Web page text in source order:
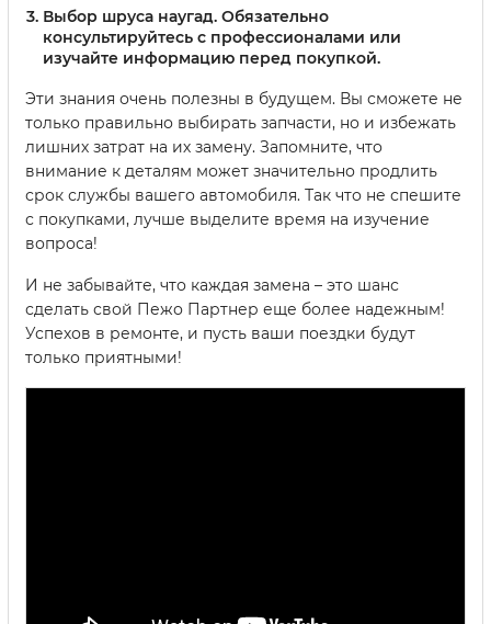
Выбор шруса наугад. Обязательно
консультируйтесь с профессионалами или
изучайте информацию перед покупкой.
Эти знания очень полезны в будущем. Вы сможете не
только правильно выбирать запчасти, но и избежать
лишних затрат на их замену. Запомните, что
внимание к деталям может значительно продлить
срок службы вашего автомобиля. Так что не спешите
с покупками, лучше выделите время на изучение
вопроса!
И не забывайте, что каждая замена – это шанс
сделать свой Пежо Партнер еще более надежным!
Успехов в ремонте, и пусть ваши поездки будут
только приятными!